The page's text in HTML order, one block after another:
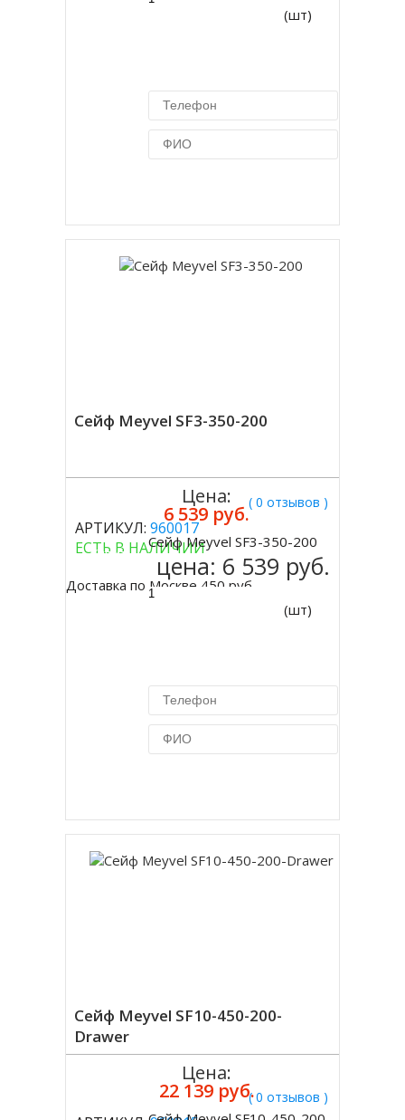
(шт)
Сейф Meyvel SF3-350-200
( 0 отзывов )
АРТИКУЛ: 960017
ЕСТЬ В НАЛИЧИИ
Доставка по Москве 450 руб.
Цена:
6 539 руб.
Купить
Сейф Meyvel SF3-350-200
цена: 6 539 руб.
(шт)
Сейф Meyvel SF10-450-200-
Drawer
( 0 отзывов )
Цена:
22 139 руб.